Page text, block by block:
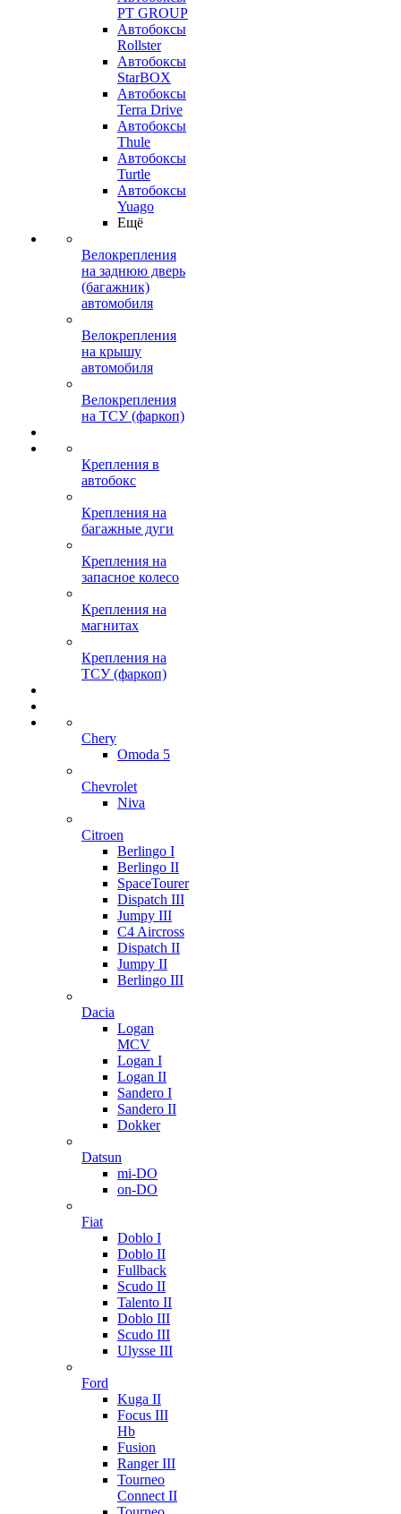
PT GROUP
Автобоксы
Rollster
Автобоксы
StarBOX
Автобоксы
Terra Drive
Автобоксы
Thule
Автобоксы
Turtle
Автобоксы
Yuago
Ещё
Велокрепления
на заднюю дверь
(багажник)
автомобиля
Велокрепления
на крышу
автомобиля
Велокрепления
на ТСУ (фаркоп)
Крепления в
автобокс
Крепления на
багажные дуги
Крепления на
запасное колесо
Крепления на
магнитах
Крепления на
ТСУ (фаркоп)
Chery
Omoda 5
Chevrolet
Niva
Citroen
Berlingo I
Berlingo II
SpaceTourer
Dispatch III
Jumpy III
C4 Aircross
Dispatch II
Jumpy II
Berlingo III
Dacia
Logan
MCV
Logan I
Logan II
Sandero I
Sandero II
Dokker
Datsun
mi-DO
on-DO
Fiat
Doblo I
Doblo II
Fullback
Scudo II
Talento II
Doblo III
Scudo III
Ulysse III
Ford
Kuga II
Focus III
Hb
Fusion
Ranger III
Tourneo
Connect II